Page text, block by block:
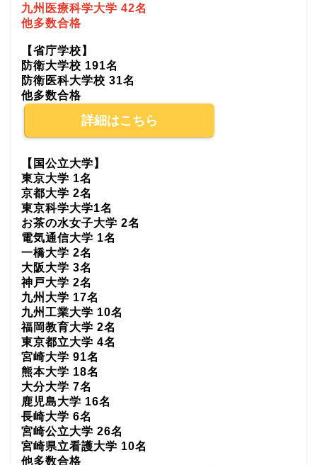
九州医療科学大学 42名
他多数合格
【省庁学校】
防衛大学校 191名
防衛医科大学校 31名
他多数合格
詳細はこちら
【国公立大学】
東京大学 1名
京都大学 2名
東京科学大学1名
お茶の水女子大学 2名
電気通信大学 1名
一橋大学 2名
大阪大学 3名
神戸大学 2名
九州大学 17名
九州工業大学 10名
福岡教育大学 2名
東京都立大学 4名
宮崎大学 91名
熊本大学 18名
大分大学 7名
鹿児島大学 16名
長崎大学 6名
宮崎公立大学 26名
宮崎県立看護大学 10名
他多数合格